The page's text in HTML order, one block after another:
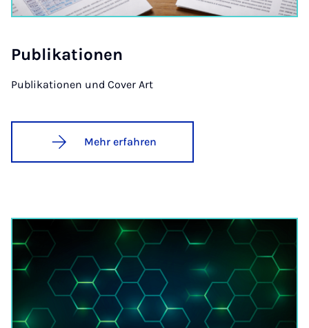
Pu­bli­ka­ti­o­nen
Publikationen und Cover Art
Mehr erfahren